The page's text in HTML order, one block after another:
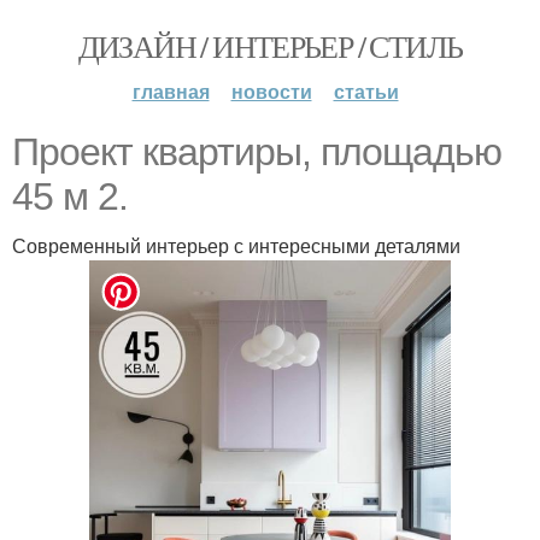
ДИЗАЙН / ИНТЕРЬЕР / СТИЛЬ
главная новости статьи
Проект квартиры, площадью
45 м 2.
Современный интерьер с интересными деталями